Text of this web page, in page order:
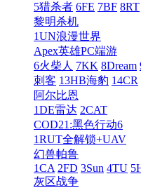
5猎杀者 6FE 7BF 8RT
黎明杀机
1UN浪漫世界
Apex英雄PC端游
6火柴人 7KK 8Dream
刺客 13HB海豹 14CR
阿尔比恩
1DE雷达 2CAT
COD21:黑色行动6
1RUT全解锁+UAV
幻兽帕鲁
1CA 2FD 3Sun 4TU
灰区战争